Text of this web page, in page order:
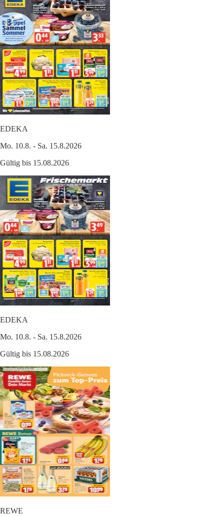
EDEKA
Mo. 10.8. - Sa. 15.8.2026
Gültig bis 15.08.2026
EDEKA
Mo. 10.8. - Sa. 15.8.2026
Gültig bis 15.08.2026
REWE